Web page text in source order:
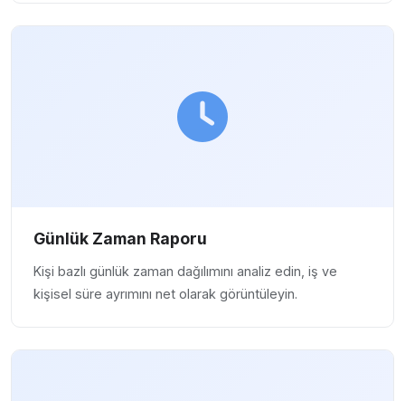
Günlük Zaman Raporu
Kişi bazlı günlük zaman dağılımını analiz edin, iş ve
kişisel süre ayrımını net olarak görüntüleyin.